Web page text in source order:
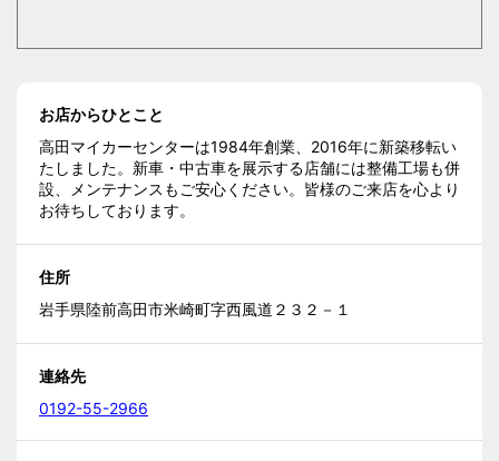
お店からひとこと
高田マイカーセンターは1984年創業、2016年に新築移転い
たしました。新車・中古車を展示する店舗には整備工場も併
設、メンテナンスもご安心ください。皆様のご来店を心より
お待ちしております。
住所
岩手県陸前高田市米崎町字西風道２３２－１
連絡先
0192-55-2966